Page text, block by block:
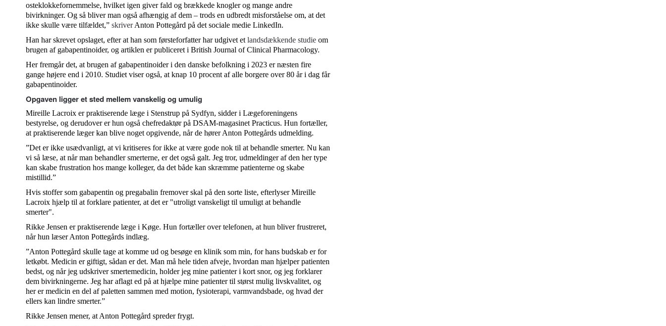
osteklokkefornemmelse, hvilket igen giver fald og brækkede knogler og mange andre
bivirkninger. Og så bliver man også afhængig af dem – trods en udbredt misforståelse om, at det
ikke skulle være tilfældet,” skriverAnton Pottegård på det sociale medie LinkedIn.
Han har skrevet opslaget, efter at han som førsteforfatter har udgivet et landsdækkende studie om
brugen af gabapentinoider, og artiklen er publiceret i British Journal of Clinical Pharmacology.
Her fremgår det, at brugen af gabapentinoider i den danske befolkning i 2023 er næsten fire
gange højere end i 2010. Studiet viser også, at knap 10 procent af alle borgere over 80 år i dag får
gabapentinoider.
Opgaven ligger et sted mellem vanskelig og umulig
Mireille Lacroix er praktiserende læge i Stenstrup på Sydfyn, sidder i Lægeforeningens
bestyrelse, og derudover er hun også chefredaktør på DSAM-magasinet Practicus. Hun fortæller,
at praktiserende læger kan blive noget opgivende, når de hører Anton Pottegårds udmelding.
”Det er ikke usædvanligt, at vi kritiseres for ikke at være gode nok til at behandle smerter. Nu kan
vi så læse, at når man behandler smerterne, er det også galt. Jeg tror, udmeldinger af den her type
kan skabe frustration hos mange kolleger, da det både kan skræmme patienterne og skabe
mistillid.”
Hvis stoffer som gabapentin og pregabalin fremover skal på den sorte liste, efterlyser Mireille
Lacroix hjælp til at forklare patienter, at det er "utroligt vanskeligt til umuligt at behandle
smerter".
Rikke Jensen er praktiserende læge i Køge. Hun fortæller over telefonen, at hun bliver frustreret,
når hun læser Anton Pottegårds indlæg.
”Anton Pottegård skulle tage at komme ud og besøge en klinik som min, for hans budskab er for
letkøbt. Medicin er giftigt, sådan er det. Man må hele tiden afveje, hvordan man hjælper patienten
bedst, og når jeg udskriver smertemedicin, holder jeg mine patienter i kort snor, og jeg forklarer
dem bivirkningerne. Jeg har aflagt ed på at hjælpe mine patienter til størst mulig livskvalitet, og
her er medicin en del af paletten sammen med motion, fysioterapi, varmvandsbade, og hvad der
ellers kan lindre smerter.”
Rikke Jensen mener, at Anton Pottegård spreder frygt.